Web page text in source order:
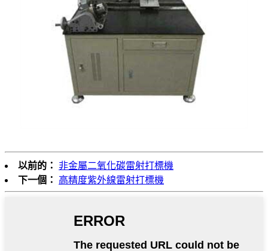
以前的：
非金屬二氧化碳雷射打標機
下一個：
高精度紫外線雷射打標機